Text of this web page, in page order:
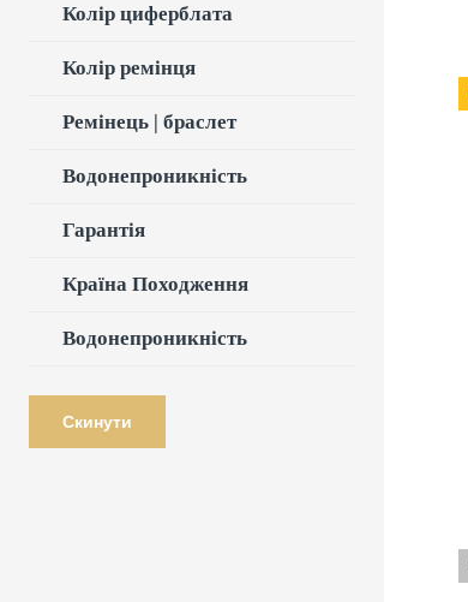
Колір циферблата
Колір ремінця
Ремінець | браслет
Водонепроникність
Гарантія
Країна Походження
Водонепроникність
Скинути